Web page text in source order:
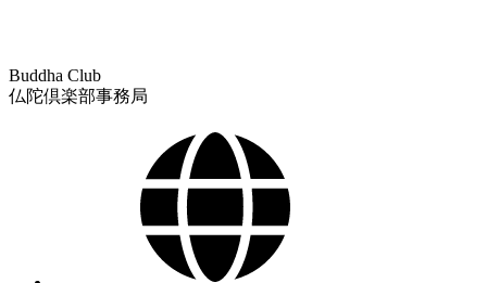
Buddha Club
仏陀倶楽部事務局